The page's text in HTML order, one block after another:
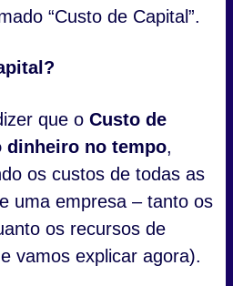
“Custo de Capital”.
que o Custo de
dinheiro no tempo,
os custos de todas as
uma empresa – tanto os
os recursos de
vamos explicar agora).